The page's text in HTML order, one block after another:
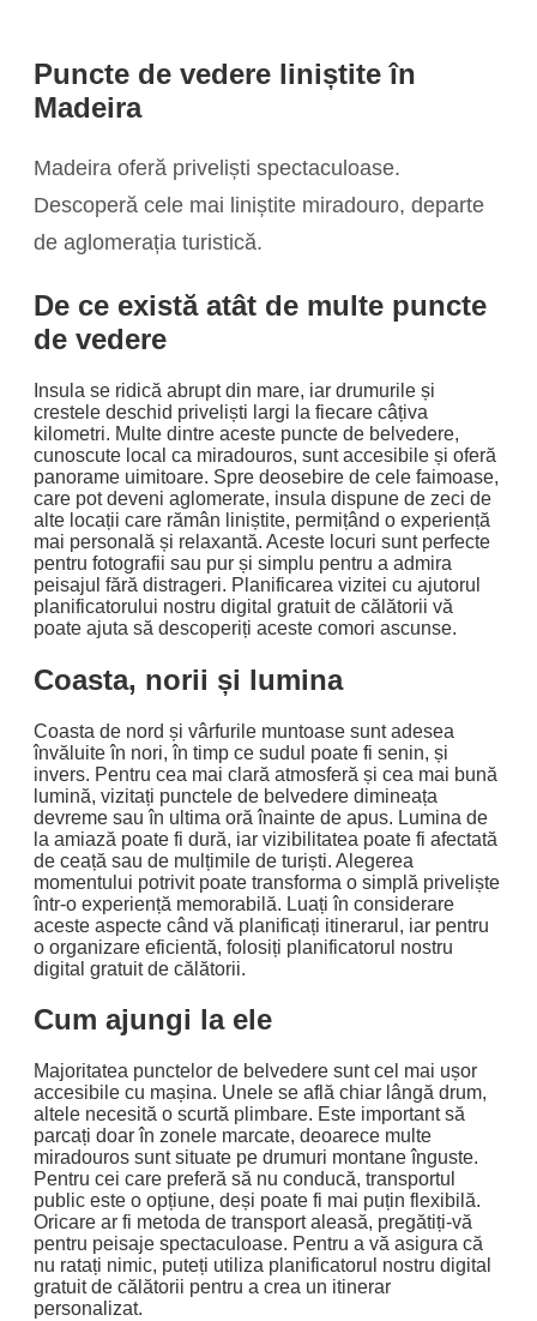
Puncte de vedere liniștite în
Madeira
Madeira oferă priveliști spectaculoase.
Descoperă cele mai liniștite miradouro, departe
de aglomerația turistică.
De ce există atât de multe puncte
de vedere
Insula se ridică abrupt din mare, iar drumurile și
crestele deschid priveliști largi la fiecare câțiva
kilometri. Multe dintre aceste puncte de belvedere,
cunoscute local ca miradouros, sunt accesibile și oferă
panorame uimitoare. Spre deosebire de cele faimoase,
care pot deveni aglomerate, insula dispune de zeci de
alte locații care rămân liniștite, permițând o experiență
mai personală și relaxantă. Aceste locuri sunt perfecte
pentru fotografii sau pur și simplu pentru a admira
peisajul fără distrageri. Planificarea vizitei cu ajutorul
planificatorului nostru digital gratuit de călătorii vă
poate ajuta să descoperiți aceste comori ascunse.
Coasta, norii și lumina
Coasta de nord și vârfurile muntoase sunt adesea
învăluite în nori, în timp ce sudul poate fi senin, și
invers. Pentru cea mai clară atmosferă și cea mai bună
lumină, vizitați punctele de belvedere dimineața
devreme sau în ultima oră înainte de apus. Lumina de
la amiază poate fi dură, iar vizibilitatea poate fi afectată
de ceață sau de mulțimile de turiști. Alegerea
momentului potrivit poate transforma o simplă priveliște
într-o experiență memorabilă. Luați în considerare
aceste aspecte când vă planificați itinerarul, iar pentru
o organizare eficientă, folosiți planificatorul nostru
digital gratuit de călătorii.
Cum ajungi la ele
Majoritatea punctelor de belvedere sunt cel mai ușor
accesibile cu mașina. Unele se află chiar lângă drum,
altele necesită o scurtă plimbare. Este important să
parcați doar în zonele marcate, deoarece multe
miradouros sunt situate pe drumuri montane înguste.
Pentru cei care preferă să nu conducă, transportul
public este o opțiune, deși poate fi mai puțin flexibilă.
Oricare ar fi metoda de transport aleasă, pregătiți-vă
pentru peisaje spectaculoase. Pentru a vă asigura că
nu ratați nimic, puteți utiliza planificatorul nostru digital
gratuit de călătorii pentru a crea un itinerar
personalizat.